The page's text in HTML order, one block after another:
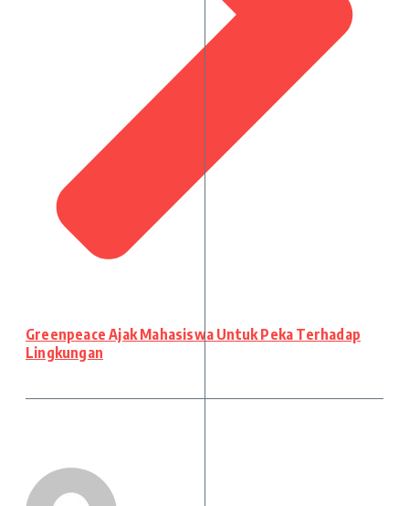
Greenpeace Ajak Mahasiswa Untuk Peka Terhadap
Lingkungan